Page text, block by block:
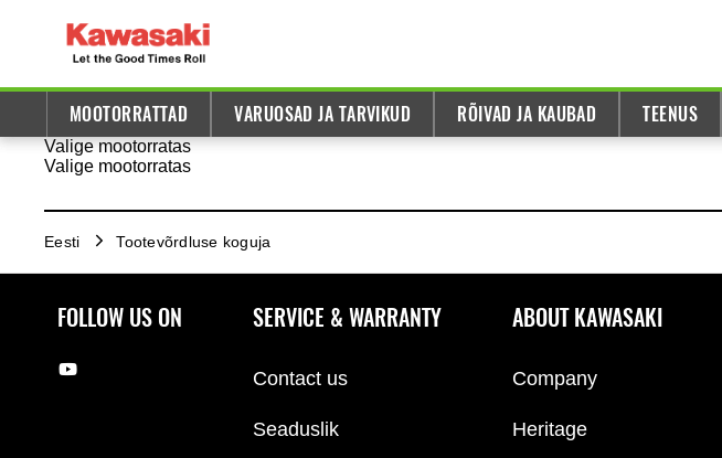
MOOTORRATTAD VARUOSAD JA TARVIKUD RÕIVAD JA KAUBAD TEENUS
Valige mootorratas
Valige mootorratas
Eesti Tootevõrdluse koguja
FOLLOW US ON SERVICE & WARRANTY
Contact us
Seaduslik
ABOUT KAWASAKI
Company
Heritage